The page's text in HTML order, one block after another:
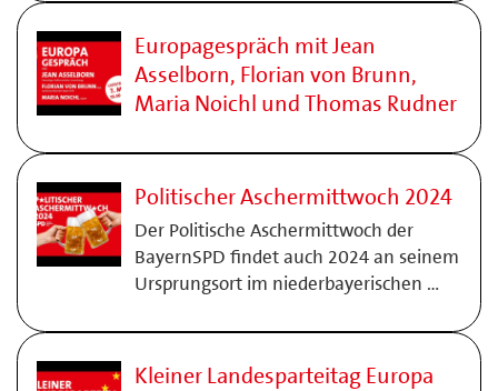
Europagespräch mit Jean
Asselborn, Florian von Brunn,
Maria Noichl und Thomas Rudner
Politischer Aschermittwoch 2024
Der Politische Aschermittwoch der
BayernSPD findet auch 2024 an seinem
Ursprungsort im niederbayerischen …
Kleiner Landesparteitag Europa